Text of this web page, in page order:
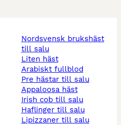
nordsvensk brukshäst
till salu
liten häst
arabiskt fullblod
pre hästar till salu
appaloosa häst
irish cob till salu
haflinger till salu
lipizzaner till salu